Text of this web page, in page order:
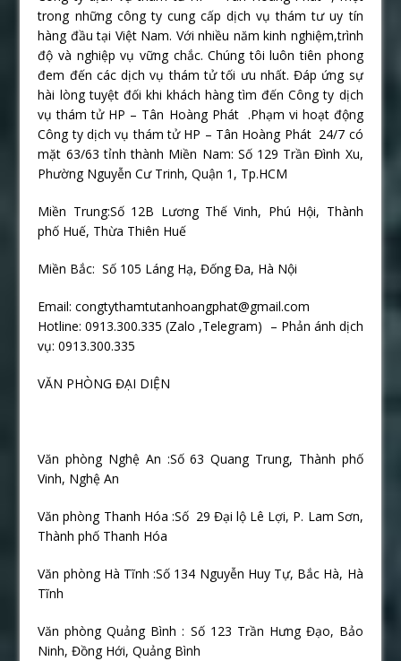
trong những công ty cung cấp dịch vụ thám tư uy tín
hàng đầu tại Việt Nam. Với nhiều năm kinh nghiệm,trình
độ và nghiệp vụ vững chắc. Chúng tôi luôn tiên phong
đem đến các dịch vụ thám tử tối ưu nhất. Đáp ứng sự
hài lòng tuyệt đối khi khách hàng tìm đến Công ty dịch
vụ thám tử HP – Tân Hoàng Phát .Phạm vi hoạt động
Công ty dịch vụ thám tử HP – Tân Hoàng Phát 24/7 có
mặt 63/63 tỉnh thành Miền Nam: Số 129 Trần Đình Xu,
Phường Nguyễn Cư Trinh, Quận 1, Tp.HCM
Miền Trung:Số 12B Lương Thế Vinh, Phú Hội, Thành
phố Huế, Thừa Thiên Huế
Miền Bắc: Số 105 Láng Hạ, Đống Đa, Hà Nội
Email: congtythamtutanhoangphat@gmail.com
Hotline: 0913.300.335 (Zalo ,Telegram) – Phản ánh dịch
vụ: 0913.300.335
VĂN PHÒNG ĐẠI DIỆN
Văn phòng Nghệ An :Số 63 Quang Trung, Thành phố
Vinh, Nghệ An
Văn phòng Thanh Hóa :Số 29 Đại lộ Lê Lợi, P. Lam Sơn,
Thành phố Thanh Hóa
Văn phòng Hà Tĩnh :Số 134 Nguyễn Huy Tự, Bắc Hà, Hà
Tĩnh
Văn phòng Quảng Bình : Số 123 Trần Hưng Đạo, Bảo
Ninh, Đồng Hới, Quảng Bình